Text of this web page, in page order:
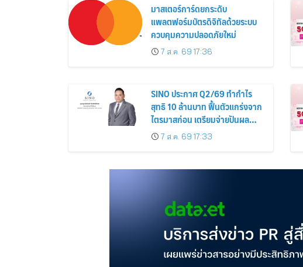
มาสเตอร์การ์ดยกระดับ
แพลตฟอร์มบัตรดิจิทัลด้วยระบบ
ควบคุมความปลอดภัยใหม่
7 ส.ค. 69 17:36
SINO ประกาศ Q2/69 ทำกำไร
สุทธิ 10 ล้านบาท ฟื้นตัวแกร่งจาก
ไตรมาสก่อน เตรียมจ่ายปันผล
ระหว่างกาล 0.014423 บาทต่อหุ้น
ครึ่งปีหลังมุ่งเติบโตต่อเนื่อง
7 ส.ค. 69 17:33